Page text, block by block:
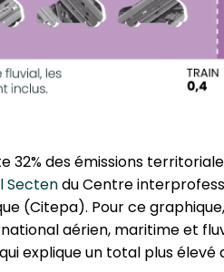
des émissions
Sectendu Centre
(Citepa). Pour ce
aérien, maritime et
explique un total plus élevé